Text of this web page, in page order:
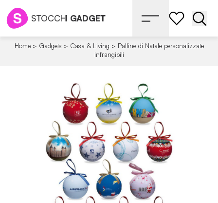
STOCCHI GADGET
Home> Gadgets > Casa & Living > Palline di Natale personalizzate
infrangibili